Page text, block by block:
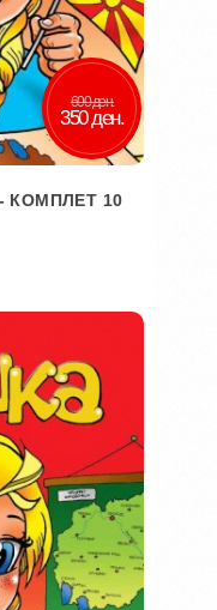
600 ден.
350 ден.
КОМПЛЕТ 10